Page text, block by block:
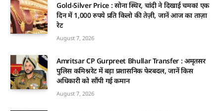
Gold-Silver Price : सोना स्थिर, चांदी ने दिखाई चमक! एक
दिन में 1,000 रुपये प्रति किलो की तेज़ी, जानें आज का ताज़ा
रेट
August 7, 2026
Amritsar CP Gurpreet Bhullar Transfer : अमृतसर
पुलिस कमिश्नरेट में बड़ा प्रशासनिक फेरबदल, जानें किस
अधिकारी को सौंपी गई कमान
August 7, 2026